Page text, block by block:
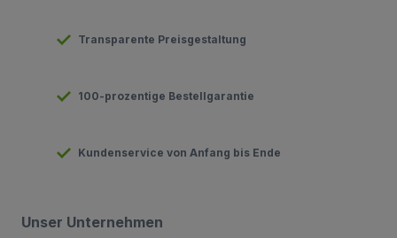
Transparente Preisgestaltung
100-prozentige Bestellgarantie
Kundenservice von Anfang bis Ende
Unser Unternehmen